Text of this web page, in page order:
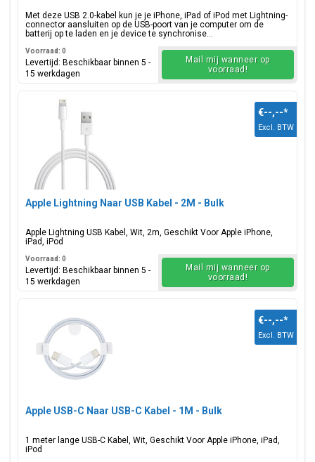
Met deze USB 2.0-kabel kun je je iPhone, iPad of iPod met Lightning-
connector aansluiten op de USB-poort van je computer om de
batterij op te laden en je device te synchronise...
Voorraad: 0
Levertijd: Beschikbaar binnen 5 -
15 werkdagen
Mail mij wanneer op
voorraad!
Apple Lightning Naar USB Kabel - 2M - Bulk
Apple Lightning USB Kabel, Wit, 2m, Geschikt Voor Apple iPhone,
iPad, iPod
€--,--*
Excl. BTW
Voorraad: 0
Levertijd: Beschikbaar binnen 5 -
15 werkdagen
Mail mij wanneer op
voorraad!
Apple USB-C Naar USB-C Kabel - 1M - Bulk
1 meter lange USB-C Kabel, Wit, Geschikt Voor Apple iPhone, iPad,
iPod
€--,--*
Excl. BTW